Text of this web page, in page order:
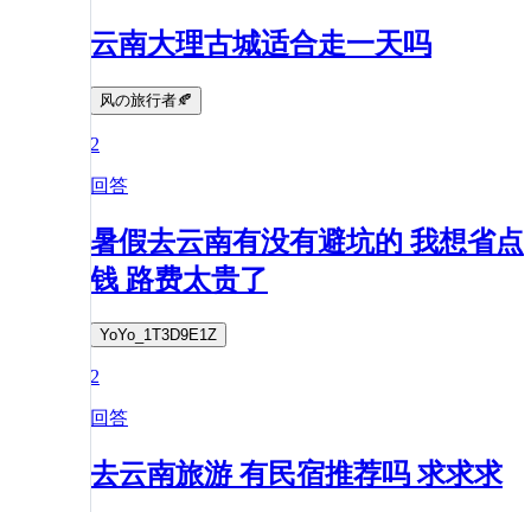
云南大理古城适合走一天吗
风の旅行者🍂
2
回答
暑假去云南有没有避坑的 我想省点
钱 路费太贵了
YoYo_1T3D9E1Z
2
回答
去云南旅游 有民宿推荐吗 求求求